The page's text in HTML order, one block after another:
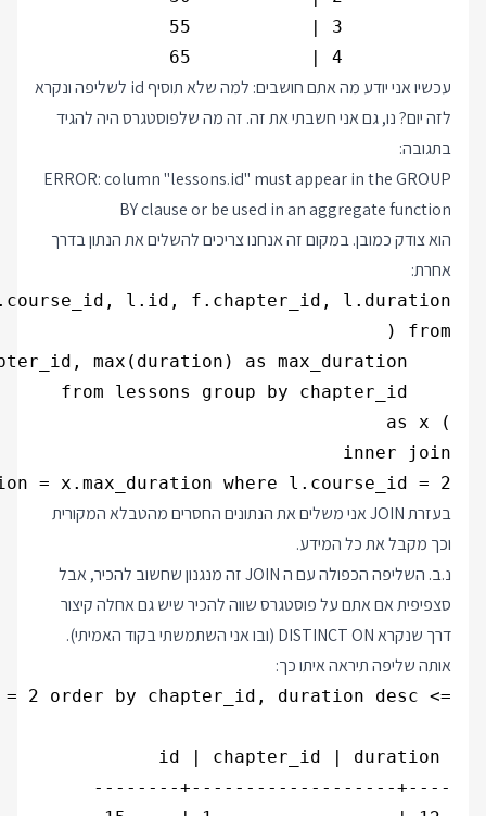
עכשיו אני יודע מה אתם חושבים: למה שלא תוסיף id לשליפה ונקרא
לזה יום? נו, גם אני חשבתי את זה. זה מה שלפוסטגרס היה להגיד
בתגובה:
ERROR: column "lessons.id" must appear in the GROUP
BY clause or be used in an aggregate function
הוא צודק כמובן. במקום זה אנחנו צריכים להשלים את הנתון בדרך
אחרת:
= x.max_duration where l.course_id = 2;
בעזרת JOIN אני משלים את הנתונים החסרים מהטבלא המקורית
וכך מקבל את כל המידע.
נ.ב. השליפה הכפולה עם ה JOIN זה מנגנון שחשוב להכיר, אבל
סצפיפית אם אתם על פוסטגרס שווה להכיר שיש גם אחלה קיצור
דרך שנקרא DISTINCT ON (ובו אני השתמשתי בקוד האמיתי).
אותה שליפה תיראה איתו כך: